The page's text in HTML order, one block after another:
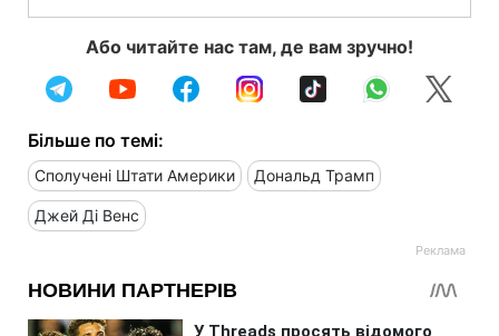
Або читайте нас там, де вам зручно!
Більше по темі:
Сполучені Штати Америки Дональд Трамп
Джей Ді Венс